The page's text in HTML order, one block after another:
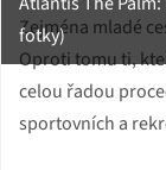
fotky)
Zejména mladé
Oproti tomu ti,
celou řadou
sportovních a